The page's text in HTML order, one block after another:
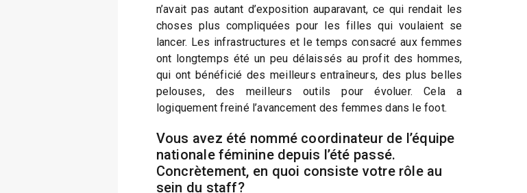
n’avait pas autant d’exposition auparavant, ce qui rendait les
choses plus compliquées pour les filles qui voulaient se
lancer. Les infrastructures et le temps consacré aux femmes
ont longtemps été un peu délaissés au profit des hommes,
qui ont bénéficié des meilleurs entraîneurs, des plus belles
pelouses, des meilleurs outils pour évoluer. Cela a
logiquement freiné l’avancement des femmes dans le foot.
Vous avez été nommé coordinateur de l’équipe
nationale féminine depuis l’été passé.
Concrètement, en quoi consiste votre rôle au
sein du staff?